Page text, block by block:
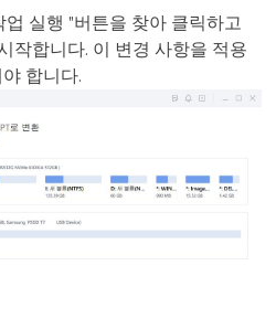
업 실행 "버튼을 찾아 클릭하고
작합니다. 이 변경 사항을 적용
합니다.